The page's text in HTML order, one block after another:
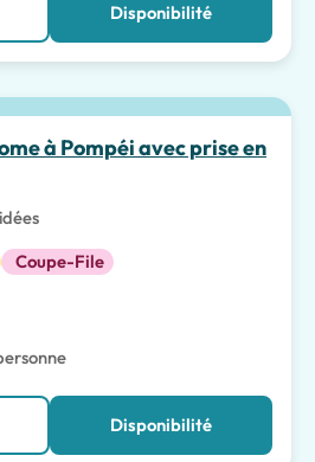
Disponibilité
à Pompéi avec prise en
Coupe-File
Disponibilité